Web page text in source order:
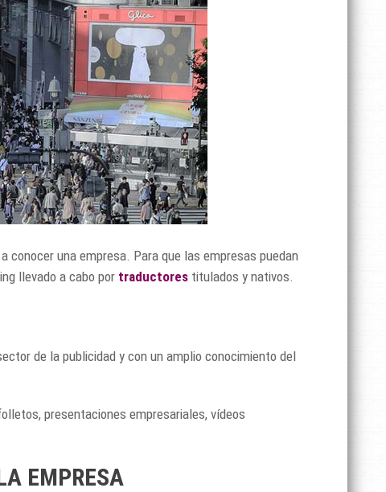
conocer una empresa. Para que las empresas puedan
llevado a cabo portraductorestitulados y nativos.
de la publicidad y con un amplio conocimiento del
presentaciones empresariales, vídeos
EMPRESA